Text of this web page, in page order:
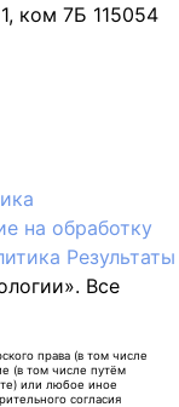
ком 7Б 115054
на обработку
Результаты
Все
права (в том числе
(в том числе путём
или любое иное
согласия